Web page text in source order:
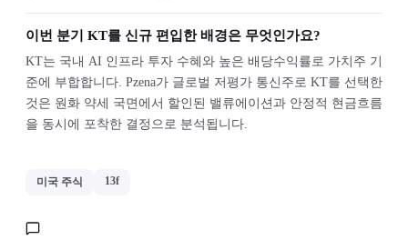
이번 분기 KT를 신규 편입한 배경은 무엇인가요?
KT는 국내 AI 인프라 투자 수혜와 높은 배당수익률로 가치주 기
준에 부합합니다. Pzena가 글로벌 저평가 통신주로 KT를 선택한
것은 원화 약세 국면에서 할인된 밸류에이션과 안정적 현금흐름
을 동시에 포착한 결정으로 분석됩니다.
미국 주식 13f